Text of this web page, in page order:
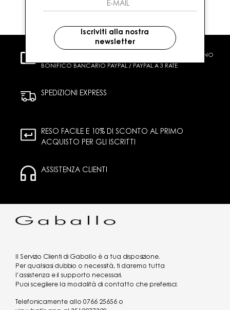
CARTA DI CREDITO CONTRASSEGNO
BONIFICO BANCARIO PAYPAL / PAYPAL A 3 RATE
SPEDIZIONI EXPRESS
RESO FACILE E 10% DI SCONTO AL PRIMO
ACQUISTO PER GLI ISCRITTI
ASSISTENZA CLIENTI
Il Servizio Clienti di Gaballo è a tua disposizione.
Per qualsiasi dubbio o necessità, ti daremo tutta
l’assistenza e il supporto necessari.
Puoi scegliere la modalità di contatto che preferisci:
Telefonicamente allo 0766 25656 o
Iscriviti alla nostra
newsletter